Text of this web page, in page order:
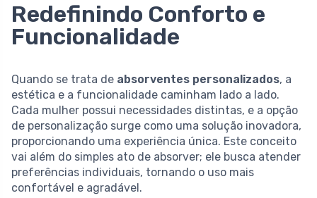
Redefinindo Conforto e
Funcionalidade
Quando se trata de absorventes personalizados, a
estética e a funcionalidade caminham lado a lado.
Cada mulher possui necessidades distintas, e a opção
de personalização surge como uma solução inovadora,
proporcionando uma experiência única. Este conceito
vai além do simples ato de absorver; ele busca atender
preferências individuais, tornando o uso mais
confortável e agradável.